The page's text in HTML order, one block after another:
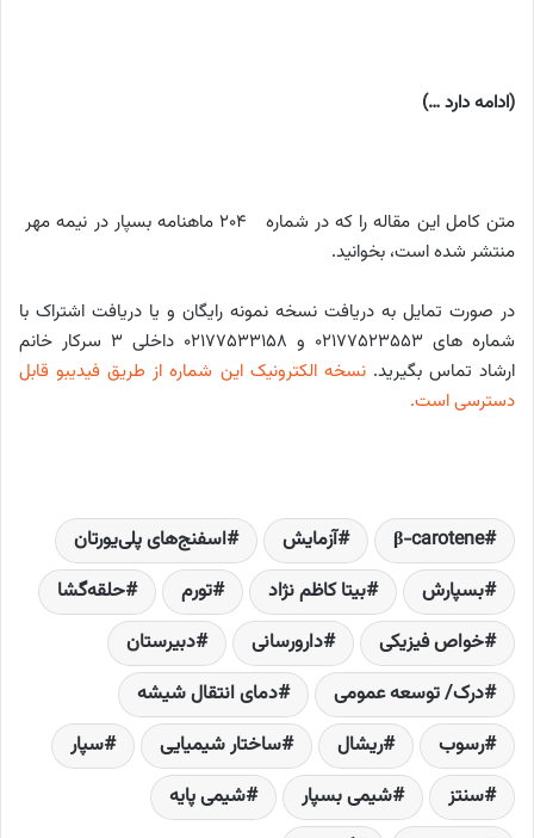
(ادامه دارد …)
متن کامل این مقاله را که در شماره 204 ماهنامه بسپار در نیمه مهر
منتشر شده است، بخوانید.
در صورت تمایل به دریافت نسخه نمونه رایگان و یا دریافت اشتراک با
شماره های 02177523553 و 02177533158 داخلی 3 سرکار خانم
ارشاد تماس بگیرید. نسخه الکترونیک این شماره از طریق فیدیبو قابل
دسترسی است.
β-carotene آزمایش‌
اسفنج‌های پلی‌یورتان
بسپارش
بیتا کاظم نژاد تورم
حلقه‌گشا
خواص فیزیکی
دارورسانی
دبیرستان
درک/ توسعه عمومی
دمای انتقال شیشه‌
رسوب
ریشال ساختار شیمیایی
سپار
سنتز
شیمی بسپار
شیمی پایه